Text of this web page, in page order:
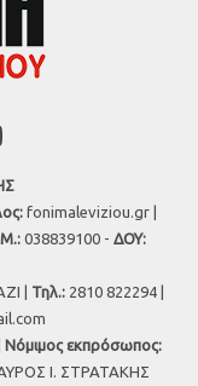
fonimaleviziou.gr |
038839100 - ΔΟΥ:
| Τηλ.: 2810 822294 |
Νόμιμος εκπρόσωπος:
Ι. ΣΤΡΑΤΑΚΗΣ